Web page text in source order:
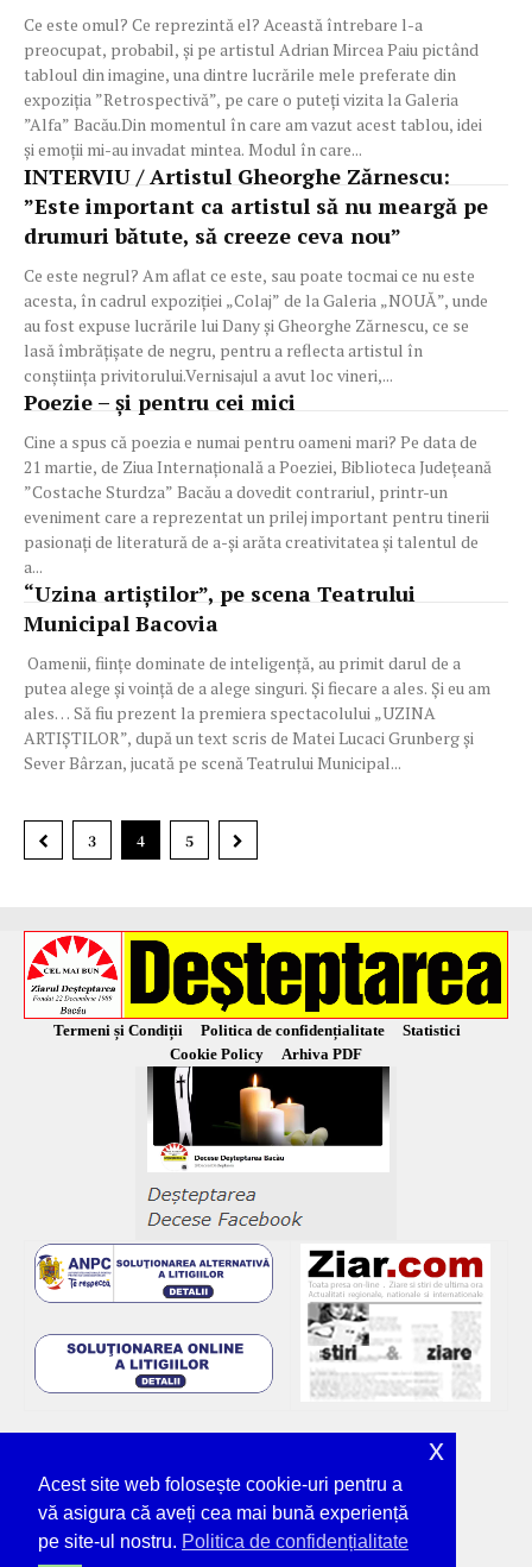
Ce este omul? Ce reprezintă el? Această întrebare l-a
preocupat, probabil, și pe artistul Adrian Mircea Paiu pictând
tabloul din imagine, una dintre lucrările mele preferate din
expoziția ”Retrospectivă”, pe care o puteți vizita la Galeria
”Alfa” Bacău.Din momentul în care am vazut acest tablou, idei
și emoții mi-au invadat mintea. Modul în care...
INTERVIU / Artistul Gheorghe Zărnescu:
”Este important ca artistul să nu meargă pe
drumuri bătute, să creeze ceva nou”
Ce este negrul? Am aflat ce este, sau poate tocmai ce nu este
acesta, în cadrul expoziției „Colaj” de la Galeria „NOUĂ”, unde
au fost expuse lucrările lui Dany și Gheorghe Zărnescu, ce se
lasă îmbrățișate de negru, pentru a reflecta artistul în
conștiința privitorului.Vernisajul a avut loc vineri,...
Poezie – şi pentru cei mici
Cine a spus că poezia e numai pentru oameni mari? Pe data de
21 martie, de Ziua Internațională a Poeziei, Biblioteca Judeţeană
”Costache Sturdza” Bacău a dovedit contrariul, printr-un
eveniment care a reprezentat un prilej important pentru tinerii
pasionați de literatură de a-și arăta creativitatea și talentul de
a...
“Uzina artiștilor”, pe scena Teatrului
Municipal Bacovia
Oamenii, ființe dominate de inteligență, au primit darul de a
putea alege și voință de a alege singuri. Și fiecare a ales. Și eu am
ales… Să fiu prezent la premiera spectacolului „UZINA
ARTIȘTILOR”, după un text scris de Matei Lucaci Grunberg și
Sever Bârzan, jucată pe scenă Teatrului Municipal...
3 4 5
Termeni și Condiții Politica de confidențialitate
Statistici
Cookie Policy
Arhiva PDF
Acest site web folosește cookie-uri pentru a
vă asigura că aveți cea mai bună experiență
pe site-ul nostru. Politica de confidențialitate
x